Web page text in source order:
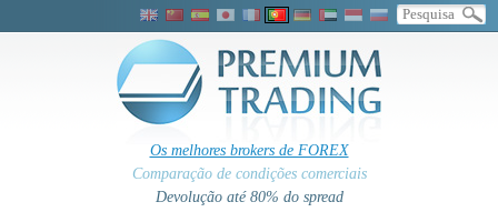
Os melhores brokers de FOREX
Comparação de condições comerciais
Devolução até 80% do spread